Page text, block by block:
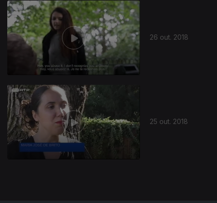
26 out. 2018
25 out. 2018
371207